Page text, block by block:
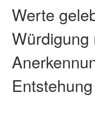
Werte
Würdigung